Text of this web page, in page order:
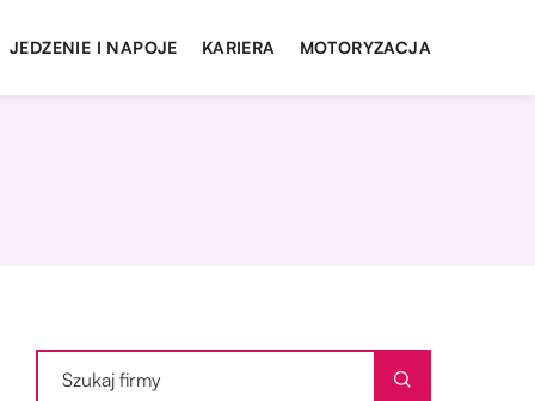
JEDZENIE I NAPOJE KARIERA MOTORYZACJA